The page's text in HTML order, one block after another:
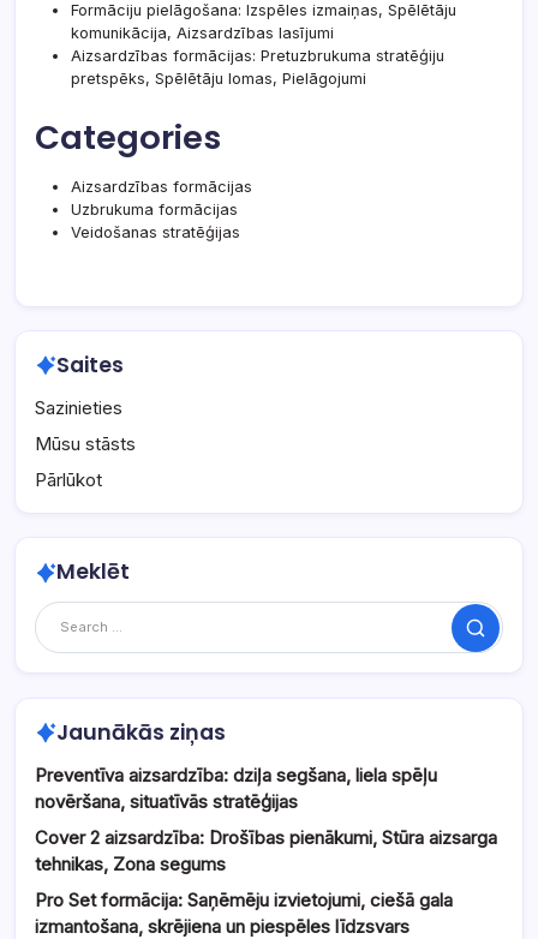
Formāciju pielāgošana: Izspēles izmaiņas, Spēlētāju
komunikācija, Aizsardzības lasījumi
Aizsardzības formācijas: Pretuzbrukuma stratēģiju
pretspēks, Spēlētāju lomas, Pielāgojumi
Categories
Aizsardzības formācijas
Uzbrukuma formācijas
Veidošanas stratēģijas
Saites
Sazinieties
Mūsu stāsts
Pārlūkot
Meklēt
Search
Jaunākās ziņas
Preventīva aizsardzība: dziļa segšana, liela spēļu
novēršana, situatīvās stratēģijas
Cover 2 aizsardzība: Drošības pienākumi, Stūra aizsarga
tehnikas, Zona segums
Pro Set formācija: Saņēmēju izvietojumi, ciešā gala
izmantošana, skrējiena un piespēles līdzsvars